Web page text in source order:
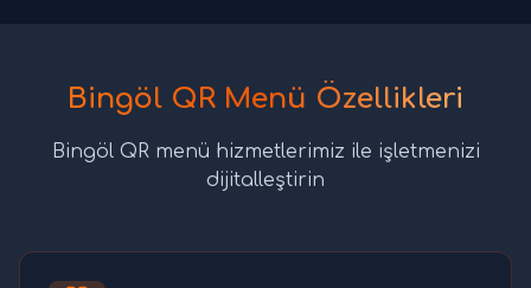
Bingöl QR Menü Özellikleri
Bingöl QR menü hizmetlerimiz ile işletmenizi
dijitalleştirin